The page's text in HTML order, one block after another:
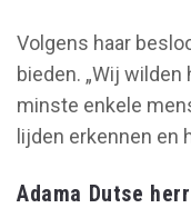
Volgens haar
bieden. „Wij
minste enkele
lijden erkennen en
Adama Dutse